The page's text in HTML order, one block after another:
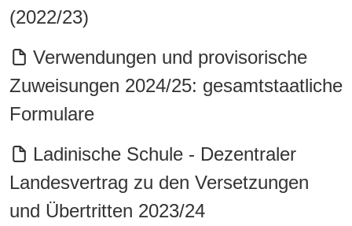
(2022/23)
Verwendungen und provisorische
Zuweisungen 2024/25: gesamtstaatliche
Formulare
Ladinische Schule - Dezentraler
Landesvertrag zu den Versetzungen
und Übertritten 2023/24